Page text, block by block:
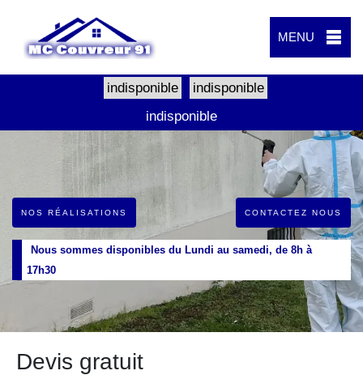
MENU
indisponible
indisponible
indisponible
NOS RÉALISATIONS CONTACTEZ NOUS
Nous sommes disponibles du Lundi au samedi, de 8h à
17h30
Devis gratuit